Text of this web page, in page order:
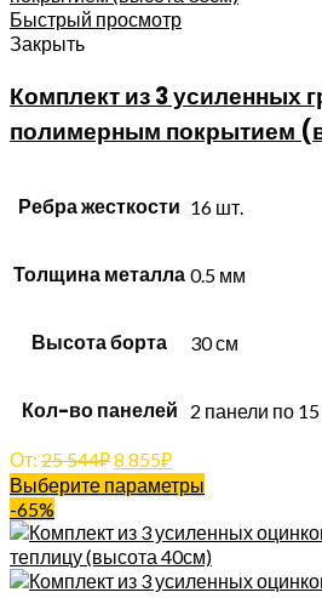
Быстрый просмотр
Закрыть
Комплект из 3 усиленных
полимерным покрытием
Ребра жесткости 16 шт.
Толщина металла 0.5 мм
Высота борта 30 см
Кол-во панелей 2 панели по
От: 25 544₽8 855₽
Выберите параметры
-65%